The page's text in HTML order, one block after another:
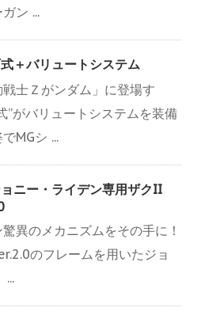
ン ...
＋バリュートシステム
戦士Ｚがンダム」に登場す
”がバリュートシステムを装備
MGシ ...
ニー・ライデン専用ザクII
驚異のメカニズムをその手に！
のフレームを用いたジョ
...